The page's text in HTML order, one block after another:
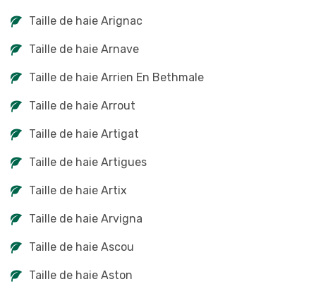
Taille de haie Arignac
Taille de haie Arnave
Taille de haie Arrien En Bethmale
Taille de haie Arrout
Taille de haie Artigat
Taille de haie Artigues
Taille de haie Artix
Taille de haie Arvigna
Taille de haie Ascou
Taille de haie Aston